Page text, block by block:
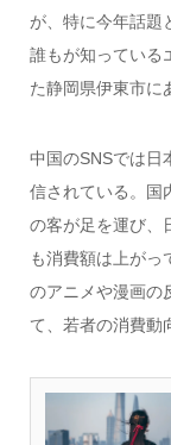
が、特に今年話題
誰もが知っている
た静岡県伊東市に
中国のSNSでは日
信されている。国
の客が足を運び、
も消費額は上がっ
のアニメや漫画の
て、若者の消費動